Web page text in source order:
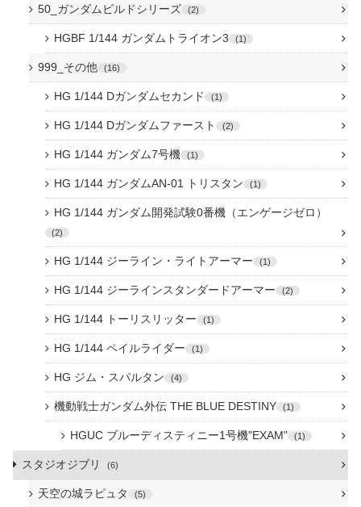
50_ガンダムビルドシリーズ 2
HGBF 1/144 ガンダムトライオン3 1
999_その他 16
HG 1/144 Dガンダムセカンド 1
HG 1/144 Dガンダムファースト 2
HG 1/144 ガンダム7号機 1
HG 1/144 ガンダムAN-01 トリスタン 1
HG 1/144 ガンダム開発試験0番機（エンゲージゼロ）
2
HG 1/144 ジーライン・ライトアーマー 1
HG 1/144 ジーラインスタンダードアーマー 2
HG 1/144 トーリスリッター 1
HG 1/144 ペイルライダー 1
HG ジム・スパルタン 4
機動戦士ガンダム外伝 THE BLUE DESTINY 1
HGUC ブルーディスティニー1号機"EXAM" 1
スタジオジブリ 6
天空の城ラピュタ 5